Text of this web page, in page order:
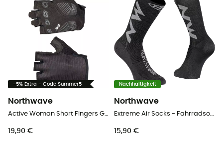
-5% Extra - Code Summer5
Northwave
Active Woman Short Fingers Glove - Kurzfingerhandschuhe - Damen
19,90 €
Nachhaltigkeit
Northwave
Extreme Air Socks - Fahrradsocken
15,90 €